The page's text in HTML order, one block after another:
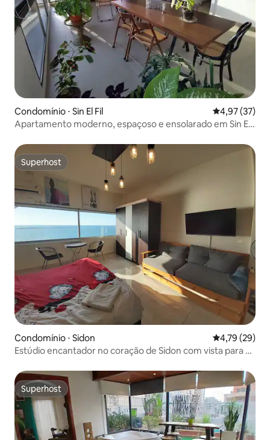
Condomínio ⋅ Sin El Fil 4,97 de uma
4,97 (37)
Apartamento moderno, espaçoso e ensolarado em Sin El
Superhost
Superhost
Condomínio ⋅ Sidon 4,79 de uma
4,79 (29)
Estúdio encantador no coração de Sidon com vista para o
Superhost
Superhost